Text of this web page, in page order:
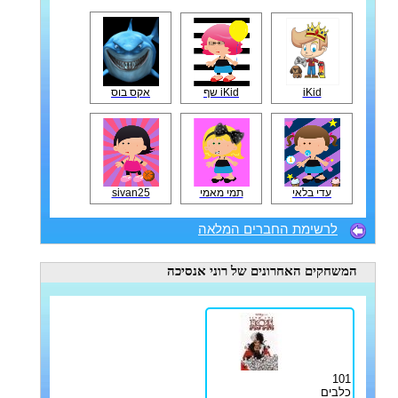
iKid iKid שף אקס בוס
עדי בלאי תמי מאמי sivan25
לרשימת החברים המלאה
המשחקים האחרונים של רוני אנסיכה
101
כלבים